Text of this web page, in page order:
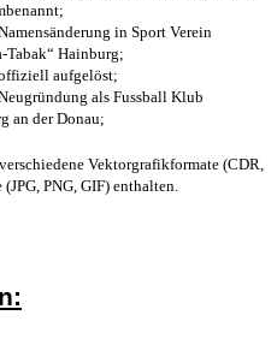
in Sport Verein
Tabak“ Hainburg;
aufgelöst;
als Fussball Klub
an der Donau;
Vektorgrafikformate (CDR,
PNG, GIF) enthalten.